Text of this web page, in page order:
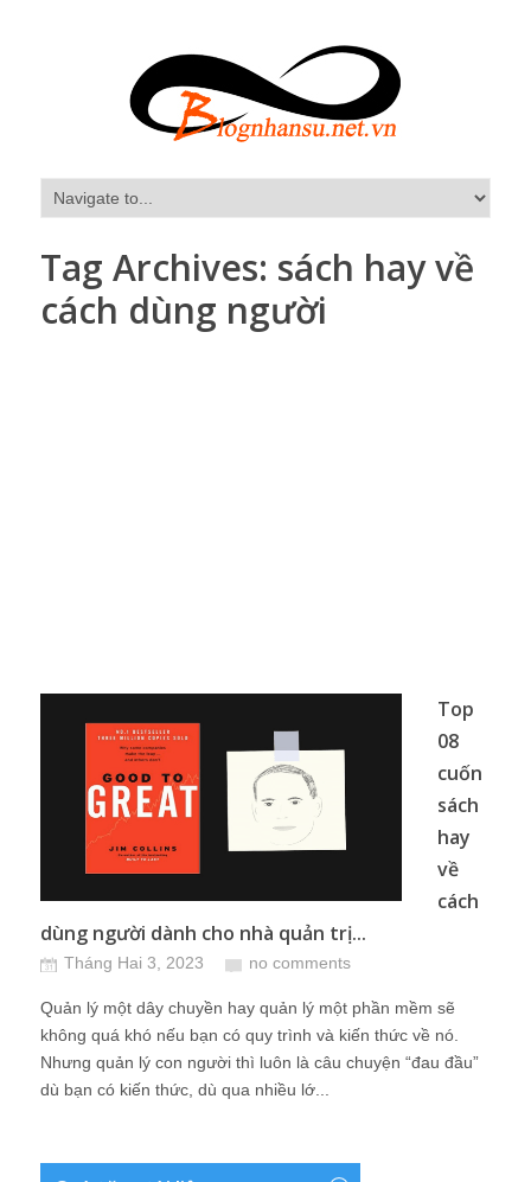
Tag Archives: sách hay về
cách dùng người
Top
08
cuốn
sách
hay
về
cách
dùng người dành cho nhà quản trị...
Tháng Hai 3, 2023 no comments
Quản lý một dây chuyền hay quản lý một phần mềm sẽ
không quá khó nếu bạn có quy trình và kiến thức về nó.
Nhưng quản lý con người thì luôn là câu chuyện “đau đầu”
dù bạn có kiến thức, dù qua nhiều lớ...